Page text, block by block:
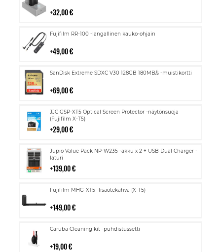
32,00 €
Fujifilm RR-100 -langallinen kauko-ohjain
49,00 €
Lisää
SanDisk Extreme SDXC V30 128GB 180MB/s -muistikortti
69,00 €
Lisää
JJC GSP-XT5 Optical Screen Protector -näytönsuoja
(Fujifilm X-T5)
29,00 €
Lisää
ostoskoriin
Jupio Value Pack NP-W235 -akku x 2 + USB Dual Charger -
laturi
139,00 €
Lisää
ostoskoriin
Fujifilm MHG-XT5 -lisäotekahva (X-T5)
149,00 €
Lisää
Caruba Cleaning kit -puhdistussetti
19,00 €
Lisää